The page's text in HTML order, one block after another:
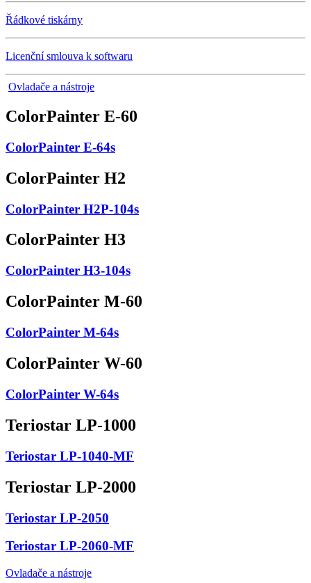
Řádkové tiskárny
Licenční smlouva k softwaru
Ovladače a nástroje
ColorPainter E-60
ColorPainter E-64s
ColorPainter H2
ColorPainter H2P-104s
ColorPainter H3
ColorPainter H3-104s
ColorPainter M-60
ColorPainter M-64s
ColorPainter W-60
ColorPainter W-64s
Teriostar LP-1000
Teriostar LP-1040-MF
Teriostar LP-2000
Teriostar LP-2050
Teriostar LP-2060-MF
Ovladače a nástroje